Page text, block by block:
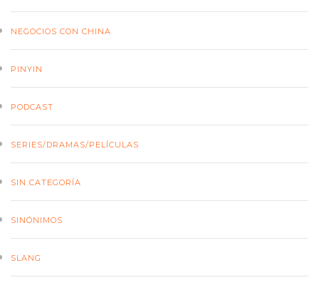
NEGOCIOS CON CHINA
PINYIN
PODCAST
SERIES/DRAMAS/PELÍCULAS
SIN CATEGORÍA
SINÓNIMOS
SLANG